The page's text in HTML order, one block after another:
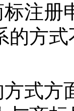
注册
的方
式方